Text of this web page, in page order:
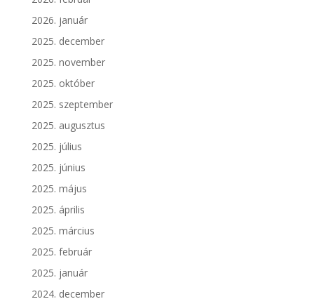
2026. január
2025. december
2025. november
2025. október
2025. szeptember
2025. augusztus
2025. július
2025. június
2025. május
2025. április
2025. március
2025. február
2025. január
2024. december